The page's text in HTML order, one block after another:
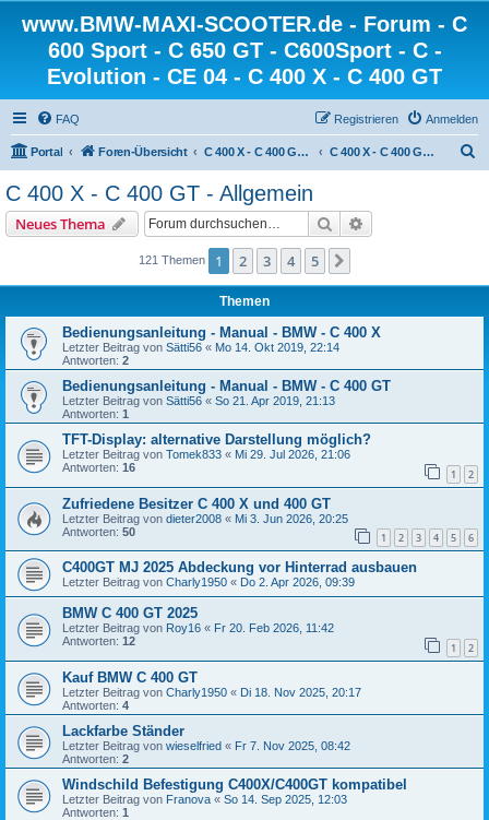
www.BMW-MAXI-SCOOTER.de - Forum - C
600 Sport - C 650 GT - C600Sport - C -
Evolution - CE 04 - C 400 X - C 400 GT
FAQ Anmelden
Registrieren
Portal Foren-Übersicht C 400 X - C 400 GT - BMW Scooter C 400 X - C 400 GT - Allgemein
C 400 X - C 400 GT - Allgemein
Neues Thema Suche
121 Themen 1 2 3 4 5
Themen
Bedienungsanleitung - Manual - BMW - C 400 X
Letzter Beitrag von Sätti56 « Mo 14. Okt 2019, 22:14
Antworten: 2
Bedienungsanleitung - Manual - BMW - C 400 GT
Letzter Beitrag von Sätti56 « So 21. Apr 2019, 21:13
Antworten: 1
TFT-Display: alternative Darstellung möglich?
Letzter Beitrag von Tomek833 « Mi 29. Jul 2026, 21:06
Antworten: 16 1 2
Zufriedene Besitzer C 400 X und 400 GT
Letzter Beitrag von dieter2008 « Mi 3. Jun 2026, 20:25
Antworten: 50 1 2 3 4 5 6
C400GT MJ 2025 Abdeckung vor Hinterrad ausbauen
Letzter Beitrag von Charly1950 « Do 2. Apr 2026, 09:39
BMW C 400 GT 2025
Letzter Beitrag von Roy16 « Fr 20. Feb 2026, 11:42
Antworten: 12 1 2
Kauf BMW C 400 GT
Letzter Beitrag von Charly1950 « Di 18. Nov 2025, 20:17
Antworten: 4
Lackfarbe Ständer
Letzter Beitrag von wieselfried « Fr 7. Nov 2025, 08:42
Antworten: 2
Windschild Befestigung C400X/C400GT kompatibel
Letzter Beitrag von Franova « So 14. Sep 2025, 12:03
Antworten: 1